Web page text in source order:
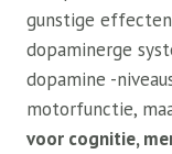
gunstige
dopaminerge
dopamine -
motorfunctie,
voor cognitie,